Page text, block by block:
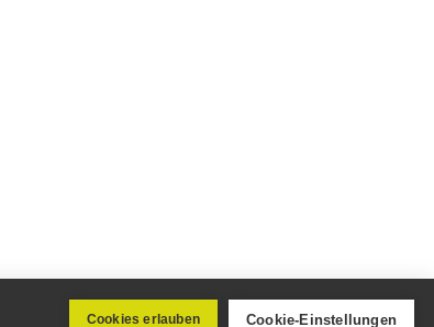
Cookies erlauben Cookie-Einstellungen